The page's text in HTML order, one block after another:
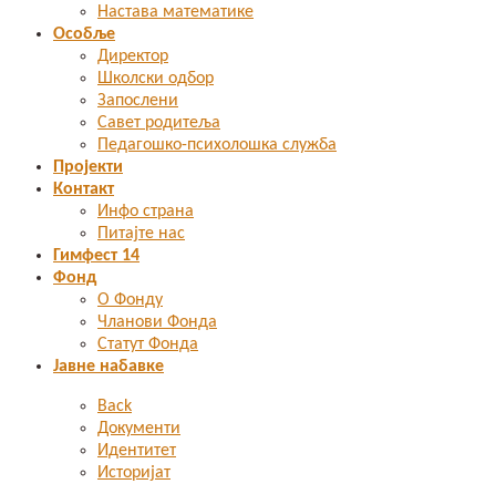
Настава математике
Особље
Директор
Школски одбор
Запослени
Савет родитеља
Педагошко-психолошка служба
Пројекти
Контакт
Инфо страна
Питајте нас
Гимфест 14
Фонд
О Фонду
Чланови Фонда
Статут Фонда
Јавне набавке
Back
Документи
Идентитет
Историјат